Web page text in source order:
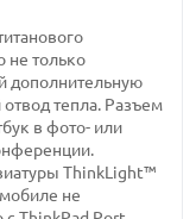
не только
дополнительную
тепла. Разъем
в фото- или
ThinkLight™
не